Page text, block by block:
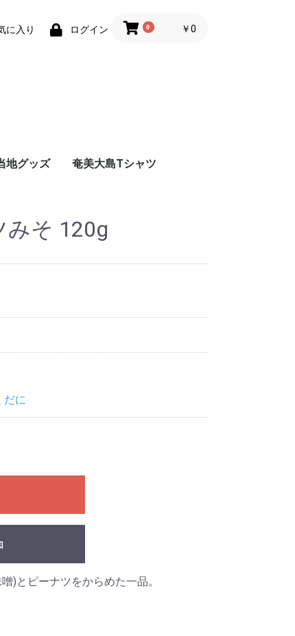
に入り ログイン 0 ￥0
地グッズ 奄美大島Tシャツ
みそ 120g
だに
)とピーナツをからめた一品。